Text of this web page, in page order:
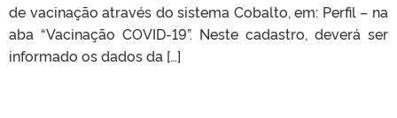
de vacinação através do sistema Cobalto, em: Perfil – na
aba “Vacinação COVID-19”. Neste cadastro, deverá ser
informado os dados da […]